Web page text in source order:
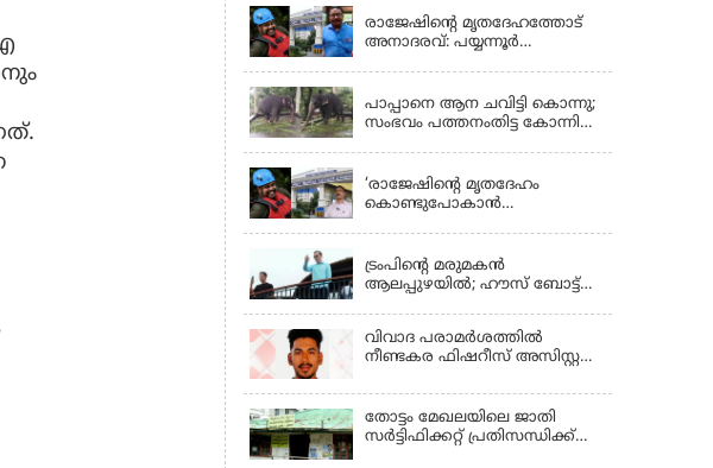
രാജേഷിന്റെ മൃതദേഹത്തോട്
അനാദരവ്: പയ്യന്നൂർ
നിർദേശം നൽകി മന്ത്രി
പാപ്പാനെ ആന ചവിട്ടി കൊന്നു;
സംഭവം പത്തനംതിട്ട കോന്നി
‘രാജേഷിന്‍റെ മൃതദേഹം
കൊണ്ടുപോകാന്‍
ഗുരുതരആരോപണം
ട്രംപിന്റെ മരുമകന്‍
ആലപ്പുഴയില്‍; ഹൗസ് ബോട്ട്
വിവാദ പരാമര്‍ശത്തില്‍
നീണ്ടകര ഫിഷറീസ് അസിസ്റ്റന്റ്
തോട്ടം മേഖലയിലെ ജാതി
സര്‍ട്ടിഫിക്കറ്റ് പ്രതിസന്ധിക്ക്